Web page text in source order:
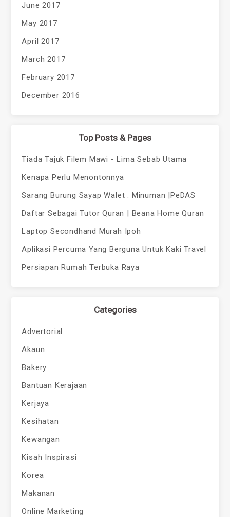
June 2017
May 2017
April 2017
March 2017
February 2017
December 2016
Top Posts & Pages
Tiada Tajuk Filem Mawi - Lima Sebab Utama
Kenapa Perlu Menontonnya
Sarang Burung Sayap Walet : Minuman |PeDAS
Daftar Sebagai Tutor Quran | Beana Home Quran
Laptop Secondhand Murah Ipoh
Aplikasi Percuma Yang Berguna Untuk Kaki Travel
Persiapan Rumah Terbuka Raya
Categories
Advertorial
Akaun
Bakery
Bantuan Kerajaan
Kerjaya
Kesihatan
Kewangan
Kisah Inspirasi
Korea
Makanan
Online Marketing